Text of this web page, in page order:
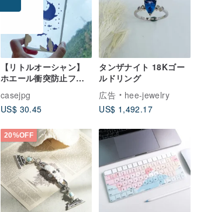
【リトルオーシャン】
ホエール衝突防止フレ
casejpg
US$ 30.45
タンザナイト 18Kゴー
ルドリング
広告
hee-jewelry
US$ 1,492.17
20%OFF